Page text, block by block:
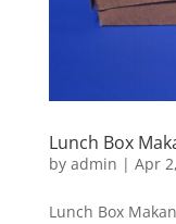
Lunch Box
by admin | Apr
Lunch Box